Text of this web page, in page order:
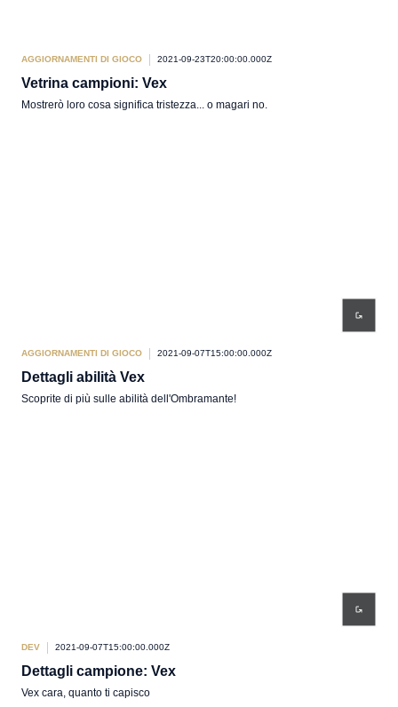
AGGIORNAMENTI DI GIOCO 2021-09-23T20:00:00.000Z
Vetrina campioni: Vex
Mostrerò loro cosa significa tristezza... o magari no.
AGGIORNAMENTI DI GIOCO 2021-09-07T15:00:00.000Z
Dettagli abilità Vex
Scoprite di più sulle abilità dell'Ombramante!
DEV 2021-09-07T15:00:00.000Z
Dettagli campione: Vex
Vex cara, quanto ti capisco